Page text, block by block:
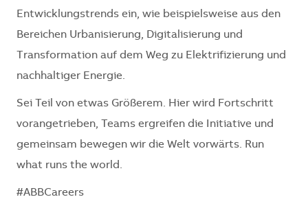
Entwicklungstrends ein, wie beispielsweise aus den
Bereichen Urbanisierung, Digitalisierung und
Transformation auf dem Weg zu Elektrifizierung und
nachhaltiger Energie.
Sei Teil von etwas Größerem. Hier wird Fortschritt
vorangetrieben, Teams ergreifen die Initiative und
gemeinsam bewegen wir die Welt vorwärts. Run
what runs the world.
#ABBCareers